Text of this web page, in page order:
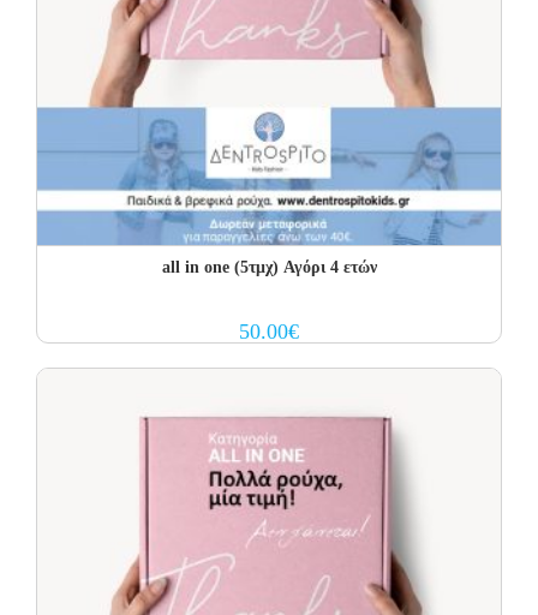
all in one (5τμχ) Αγόρι 4 ετών
50.00€